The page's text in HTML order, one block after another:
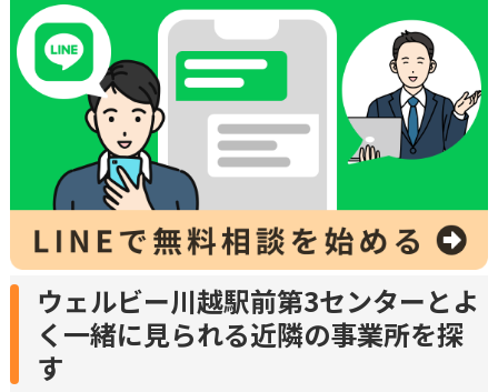
ウェルビー川越駅前第3センターとよ
く一緒に見られる近隣の事業所を探
す